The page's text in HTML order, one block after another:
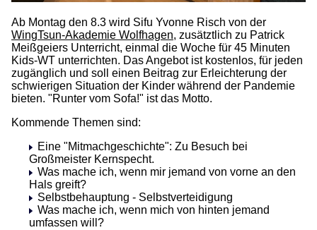
Ab Montag den 8.3 wird Sifu Yvonne Risch von der
WingTsun-Akademie Wolfhagen, zusätztlich zu Patrick
Meißgeiers Unterricht, einmal die Woche für 45 Minuten
Kids-WT unterrichten. Das Angebot ist kostenlos, für jeden
zugänglich und soll einen Beitrag zur Erleichterung der
schwierigen Situation der Kinder während der Pandemie
bieten. "Runter vom Sofa!" ist das Motto.
Kommende Themen sind:
Eine "Mitmachgeschichte": Zu Besuch bei
Großmeister Kernspecht.
Was mache ich, wenn mir jemand von vorne an den
Hals greift?
Selbstbehauptung - Selbstverteidigung
Was mache ich, wenn mich von hinten jemand
umfassen will?